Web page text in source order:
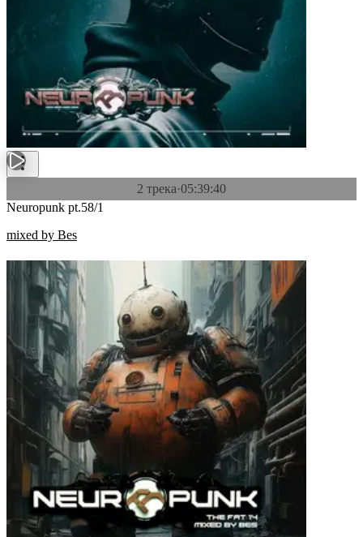
2 трека·05:39:40
Neuropunk pt.58/1
mixed by Bes